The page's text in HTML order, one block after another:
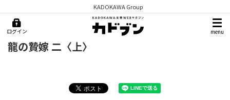
KADOKAWA Group
ログイン menu
龍の贄嫁 二〈上〉